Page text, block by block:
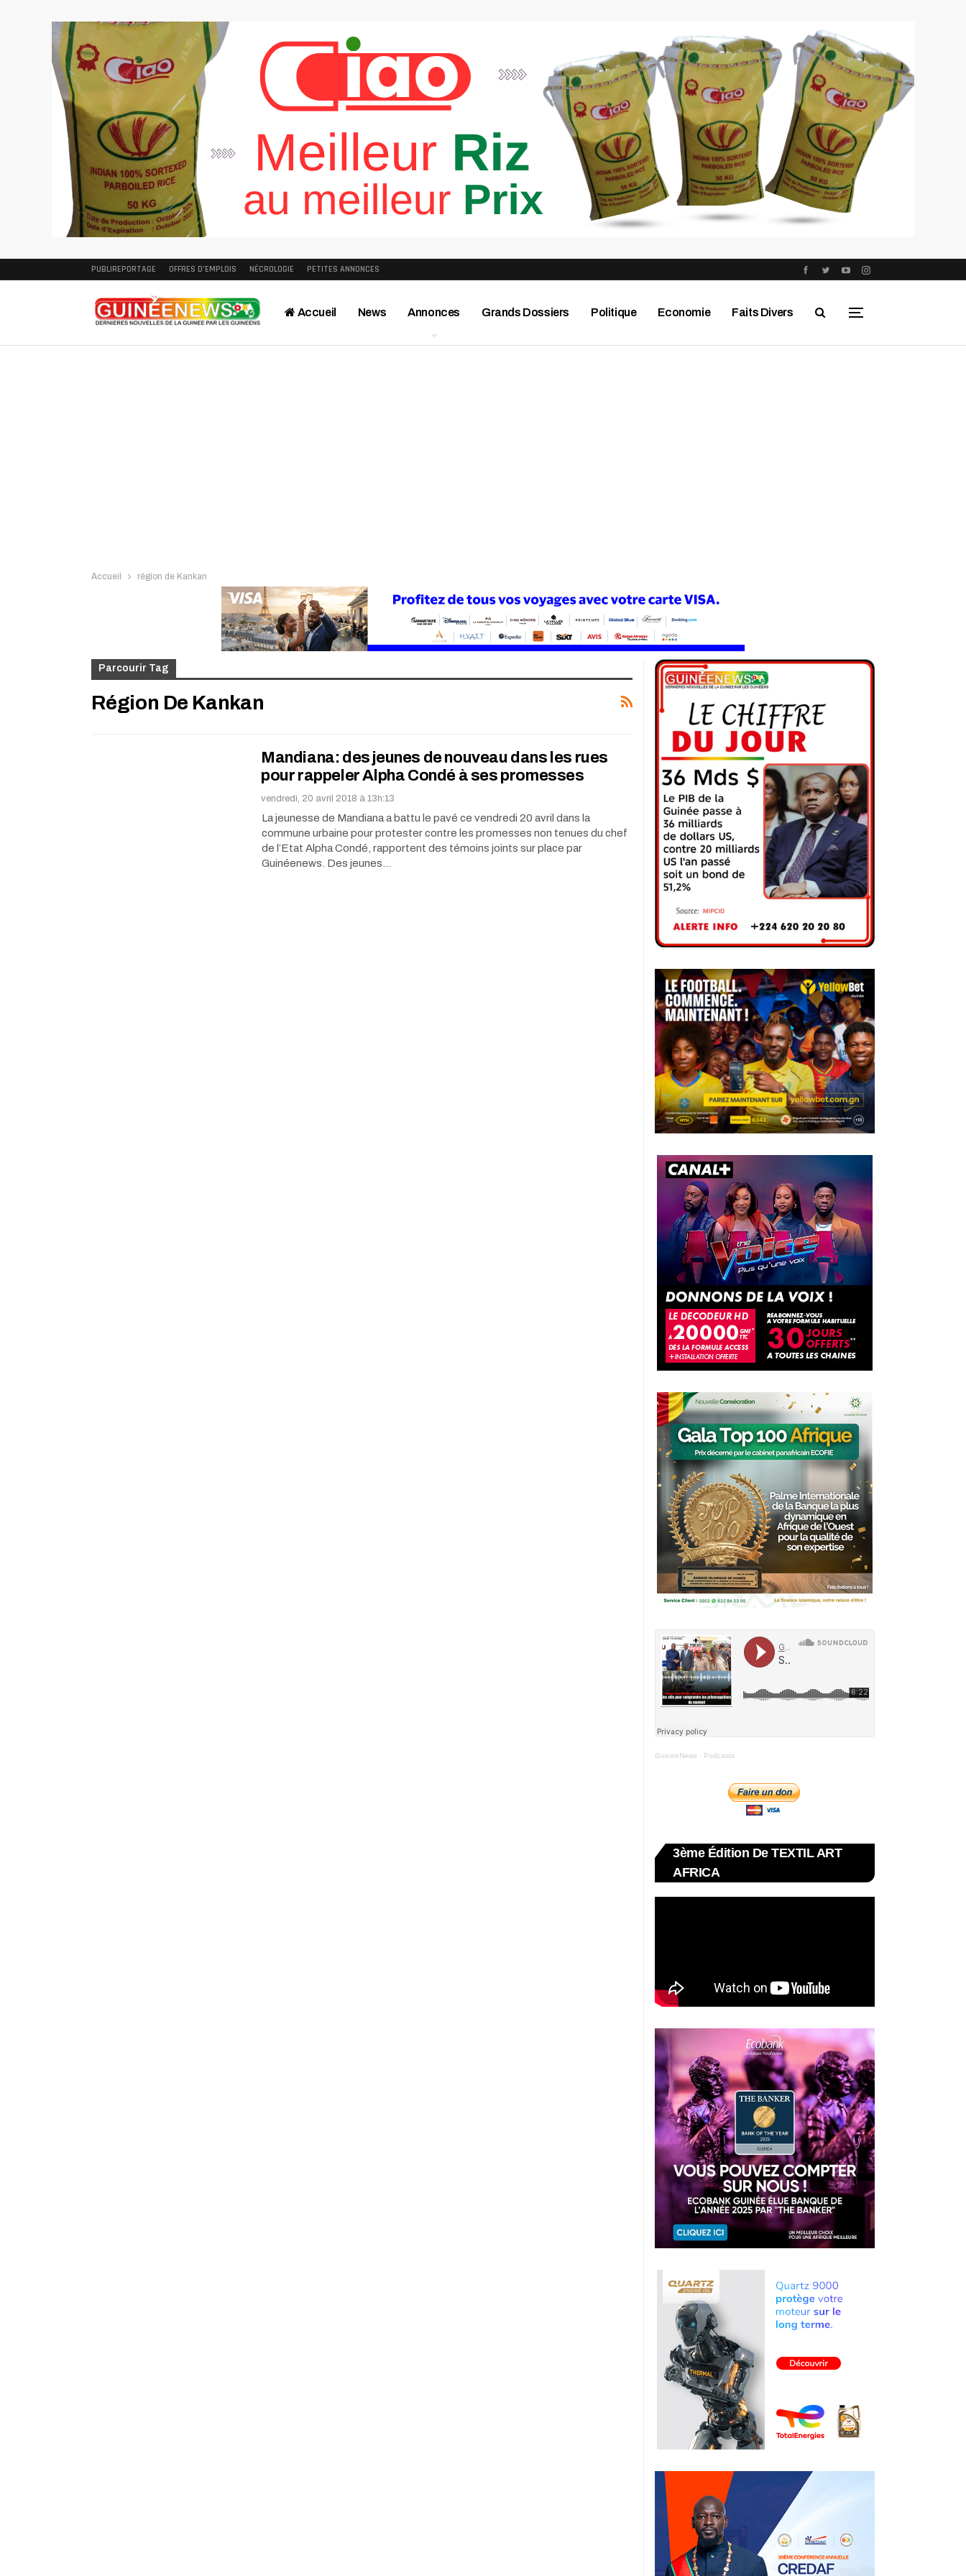
PUBLIREPORTAGE OFFRES D’EMPLOIS NÉCROLOGIE PETITES ANNONCES
Accueil News Annonces Grands Dossiers Politique Economie Faits Divers
Accueil région de Kankan
Parcourir Tag
Région De Kankan
Mandiana: des jeunes de nouveau dans les rues
pour rappeler Alpha Condé à ses promesses
vendredi, 20 avril 2018 à 13h:13
La jeunesse de Mandiana a battu le pavé ce vendredi 20 avril dans la
commune urbaine pour protester contre les promesses non tenues du chef
de l’Etat Alpha Condé, rapportent des témoins joints sur place par
Guinéenews. Des jeunes…
GuineeNews · Podcasts
3ème Édition De TEXTIL ART
AFRICA